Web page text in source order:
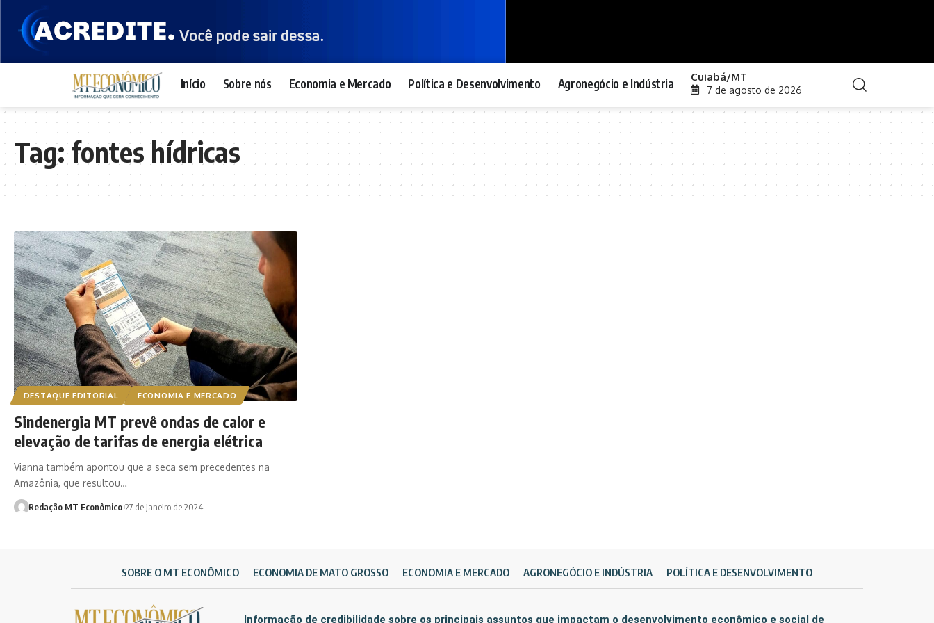
Início Sobre nós Economia e Mercado Política e Desenvolvimento Agronegócio e Indústria Cuiabá/MT
7 de agosto de 2026
Tag:fontes hídricas
DESTAQUE EDITORIAL ECONOMIA E MERCADO
Sindenergia MT prevê ondas de calor e
elevação de tarifas de energia elétrica
Vianna também apontou que a seca sem precedentes na
Amazônia, que resultou…
Redação MT Econômico 27 de janeiro de 2024
SOBRE O MT ECONÔMICO ECONOMIA DE MATO GROSSO ECONOMIA E MERCADO AGRONEGÓCIO E INDÚSTRIA POLÍTICA E DESENVOLVIMENTO
Informação de credibilidade sobre os principais assuntos que impactam o desenvolvimento econômico e social de